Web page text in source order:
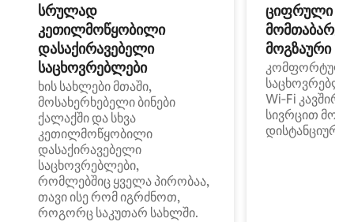
სრულად
კეთილმოწყობილი
დასაქირავებელი
საცხოვრებლები
ხის სახლები მთაში,
მოსახერხებელი ბინები
ქალაქში და სხვა
კეთილმოწყობილი
დასაქირავებელი
საცხოვრებლები,
რომლებშიც ყველა პირობაა,
თავი ისე რომ იგრძნოთ,
როგორც საკუთარ სახლში.
ციფრული
მოგზაური
კომფორტული
Wi‑Fi
სივრცით
დისტანციური